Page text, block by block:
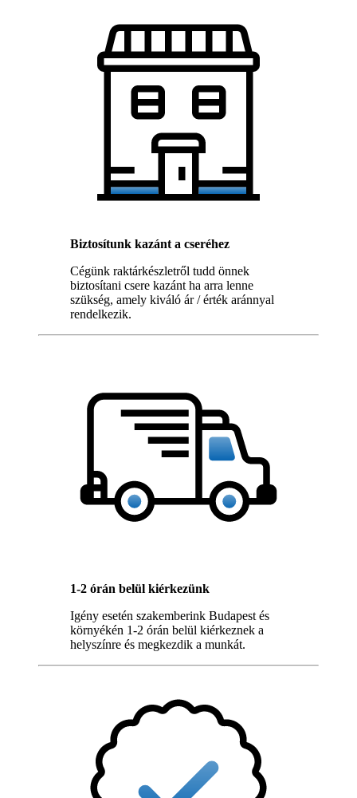
Biztosítunk kazánt a cseréhez
Cégünk raktárkészletről tudd önnek
biztosítani csere kazánt ha arra lenne
szükség, amely kiváló ár / érték aránnyal
rendelkezik.
1-2 órán belül kiérkezünk
Igény esetén szakemberink Budapest és
környékén 1-2 órán belül kiérkeznek a
helyszínre és megkezdik a munkát.